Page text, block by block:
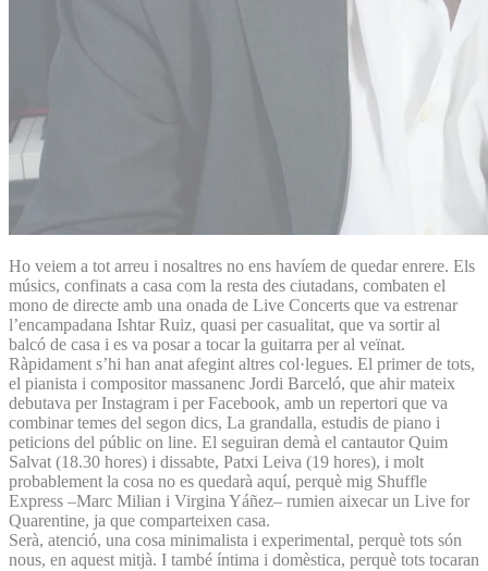
Ho veiem a tot arreu i nosaltres no ens havíem de quedar enrere. Els
músics, confinats a casa com la resta des ciutadans, combaten el
mono de directe amb una onada de Live Concerts que va estrenar
l’encampadana Ishtar Ruiz, quasi per casualitat, que va sortir al
balcó de casa i es va posar a tocar la guitarra per al veïnat.
Ràpidament s’hi han anat afegint altres col·legues. El primer de tots,
el pianista i compositor massanenc Jordi Barceló, que ahir mateix
debutava per Instagram i per Facebook, amb un repertori que va
combinar temes del segon dics, La grandalla, estudis de piano i
peticions del públic on line. El seguiran demà el cantautor Quim
Salvat (18.30 hores) i dissabte, Patxi Leiva (19 hores), i molt
probablement la cosa no es quedarà aquí, perquè mig Shuffle
Express –Marc Milian i Virgina Yáñez– rumien aixecar un Live for
Quarentine, ja que comparteixen casa.
Serà, atenció, una cosa minimalista i experimental, perquè tots són
nous, en aquest mitjà. I també íntima i domèstica, perquè tots tocaran